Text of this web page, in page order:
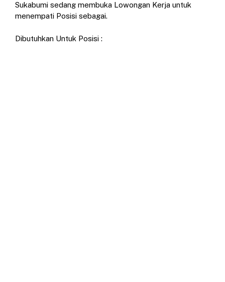
Sukabumi sedang membuka Lowongan Kerja untuk
menempati Posisi sebagai.
Dibutuhkan Untuk Posisi :